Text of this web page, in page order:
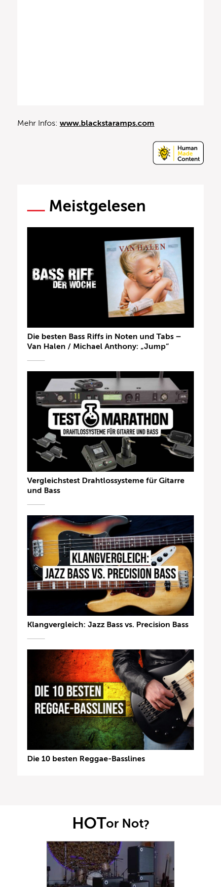
Mehr Infos: www.blackstaramps.com
Meistgelesen
Die besten Bass Riffs in Noten und Tabs –
Van Halen / Michael Anthony: „Jump“
Vergleichstest Drahtlossysteme für Gitarre
und Bass
Klangvergleich: Jazz Bass vs. Precision Bass
Die 10 besten Reggae-Basslines
HOTor Not?